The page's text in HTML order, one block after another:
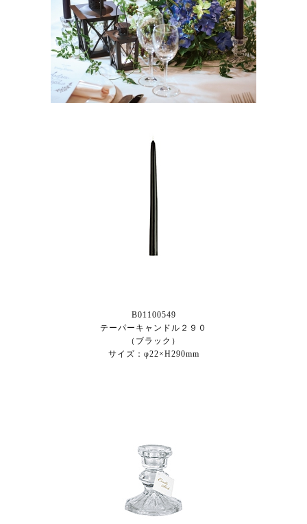
B01100549
テーパーキャンドル２９０
（ブラック）
サイズ：φ22×H290mm